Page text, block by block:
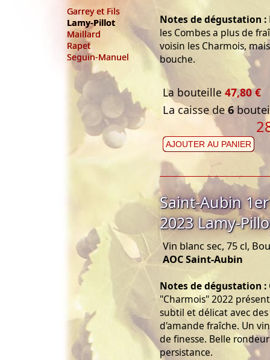
Garrey et Fils
Lamy-Pillot
Maillard
Rapet
Seguin-Manuel
Notes de dégustation :
les Combes a plus de
voisin les Charmois,
bouche.
La bouteille 47,80 €
La caisse de6
AJOUTER AU PANIER
Saint-Aubin
2023 Lamy-
Vin blanc sec, 75 cl,
AOC Saint-Aubin
Notes de dégustation :
"Charmois" 2022
subtil et délicat avec
d'amande fraîche. Un
de finesse. Belle
persistance.